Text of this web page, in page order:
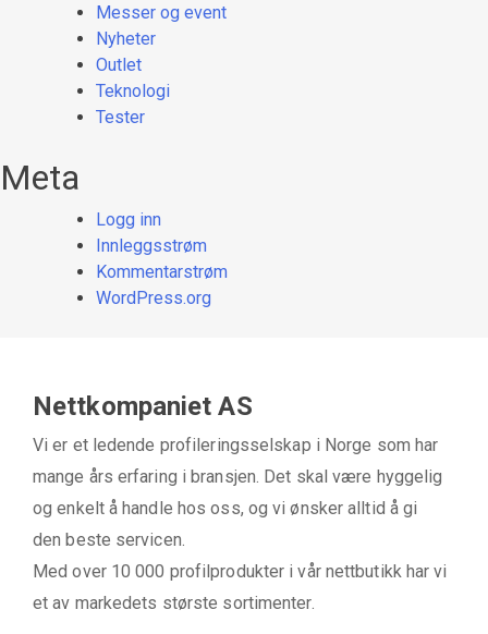
Messer og event
Nyheter
Outlet
Teknologi
Tester
Meta
Logg inn
Innleggsstrøm
Kommentarstrøm
WordPress.org
Nettkompaniet AS
Vi er et ledende profileringsselskap i Norge som har
mange års erfaring i bransjen. Det skal være hyggelig
og enkelt å handle hos oss, og vi ønsker alltid å gi
den beste servicen.
Med over 10 000 profilprodukter i vår nettbutikk har vi
et av markedets største sortimenter.